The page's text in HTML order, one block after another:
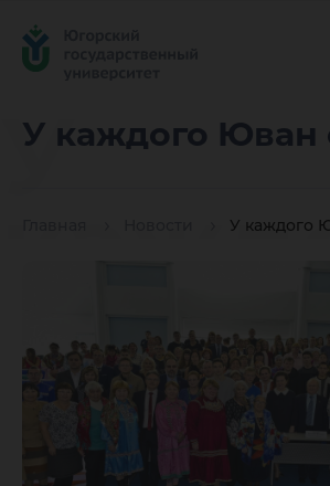
У каждого Юван
У каждого
У
Юван
свой